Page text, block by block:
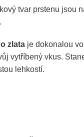
tvar prstenu jsou
zlata je dokonalou
vytříbený vkus.
lehkostí.